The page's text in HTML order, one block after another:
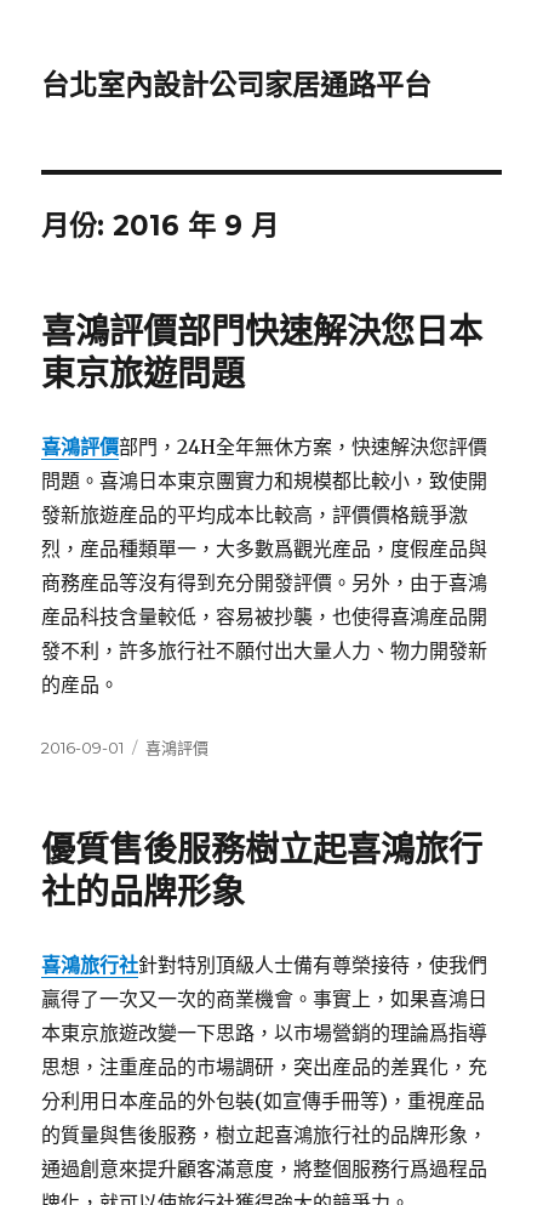
台北室內設計公司家居通路平台
月份:2016 年 9 月
喜鴻評價部門快速解決您日本
東京旅遊問題
喜鴻評價部門，24H全年無休方案，快速解決您評價
問題。喜鴻日本東京團實力和規模都比較小，致使開
發新旅遊産品的平均成本比較高，評價價格競爭激
烈，産品種類單一，大多數爲觀光産品，度假産品與
商務産品等沒有得到充分開發評價。另外，由于喜鴻
産品科技含量較低，容易被抄襲，也使得喜鴻産品開
發不利，許多旅行社不願付出大量人力、物力開發新
的産品。
發
2016-09-01
分
喜鴻評價
優質售後服務樹立起喜鴻旅行
社的品牌形象
喜鴻旅行社針對特別頂級人士備有尊榮接待，使我們
贏得了一次又一次的商業機會。事實上，如果喜鴻日
本東京旅遊改變一下思路，以市場營銷的理論爲指導
思想，注重産品的市場調研，突出産品的差異化，充
分利用日本産品的外包裝(如宣傳手冊等)，重視産品
的質量與售後服務，樹立起喜鴻旅行社的品牌形象，
通過創意來提升顧客滿意度，將整個服務行爲過程品